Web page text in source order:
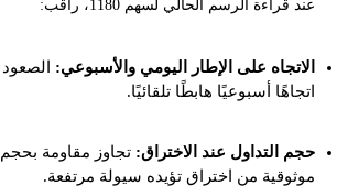
عند قراءة الرسم الحالي لسهم 1180، راقب:
الاتجاه على الإطار اليومي والأسبوعي:
اتجاهًا أسبوعيًا هابطًا تلقائيًا.
حجم التداول عند الاختراق: تجاوز مقاومة
موثوقية من اختراق تؤيده سيولة مرتفعة.